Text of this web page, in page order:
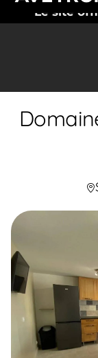
Le site